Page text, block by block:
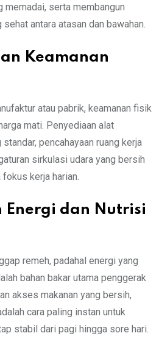
memadai, serta membangun
antara atasan dan bawahan.
Keamanan
atau pabrik, keamanan fisik
mati. Penyediaan alat
pencahayaan ruang kerja
sirkulasi udara yang bersih
kerja harian.
Energi dan Nutrisi
remeh, padahal energi yang
bahan bakar utama penggerak
akses makanan yang bersih,
cara paling instan untuk
stabil dari pagi hingga sore hari.